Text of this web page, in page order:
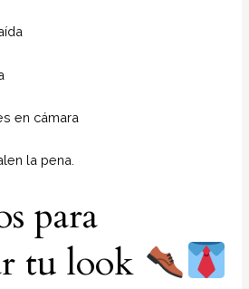
en cámara
la pena.
para
tu look